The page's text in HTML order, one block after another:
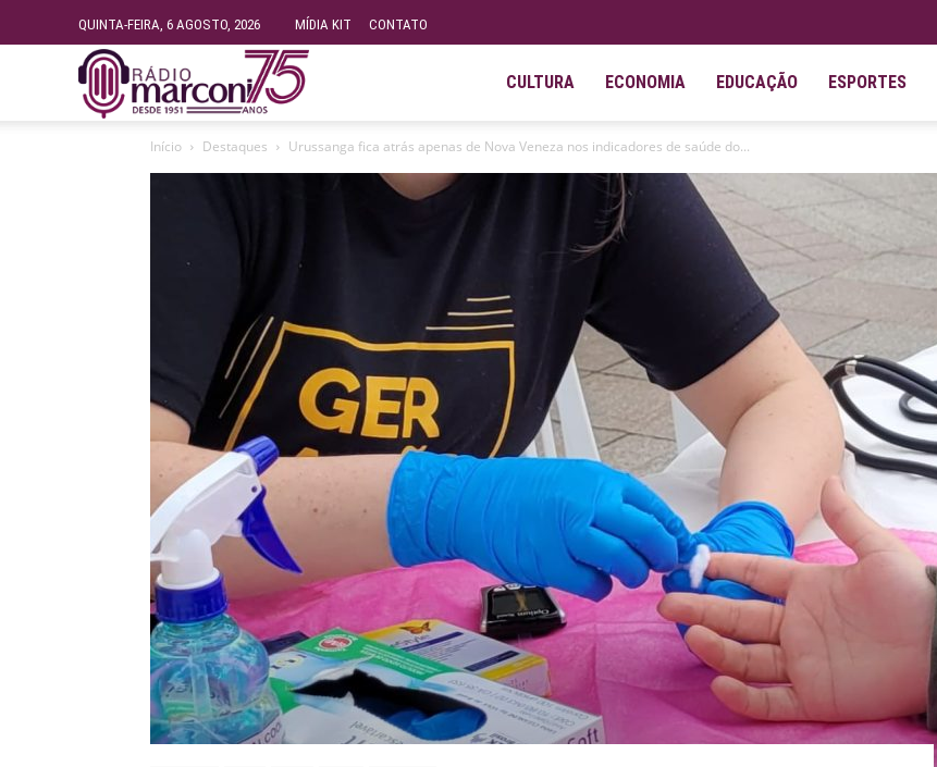
QUINTA-FEIRA, 6 AGOSTO, 2026 MÍDIA KIT CONTATO
Fundação
FM
99.9
CULTURA ECONOMIA EDUCAÇÃO ESPORTES
Início Destaques Urussanga fica atrás apenas de Nova Veneza nos indicadores de saúde do...